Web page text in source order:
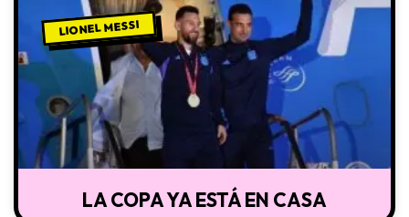
LIONEL MESSI
LA COPA YA ESTÁ EN CASA